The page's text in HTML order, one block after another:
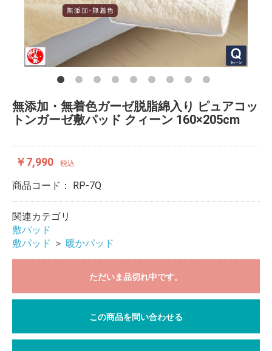
無添加・無着色ガーゼ脱脂綿入り ピュアコッ
トンガーゼ敷パッド クィーン 160×205cm
￥7,990 税込
商品コード： RP-7Q
関連カテゴリ
敷パッド
敷パッド ＞ 暖かパッド
ただいま品切れ中です。
この商品を問い合わせる